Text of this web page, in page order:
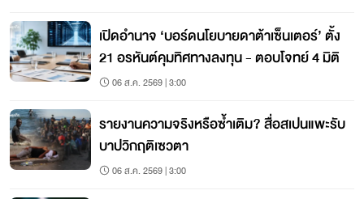
เปิดอำนาจ ‘บอร์ดนโยบายดาต้าเซ็นเตอร์’ ตั้ง
21 อรหันต์คุมทิศทางลงทุน - ตอบโจทย์ 4 มิติ
06 ส.ค. 2569 | 3:00
รายงานความจริงหรือซ้ำเติม? สื่อสเปนแพะรับ
บาปวิกฤติเซวตา
06 ส.ค. 2569 | 3:00